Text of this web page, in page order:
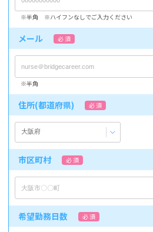
※半角 ※ハイフンなしでご入力ください
メール 必 須
※半角
住所(都道府県) 必 須
市区町村 必 須
希望勤務日数 必 須